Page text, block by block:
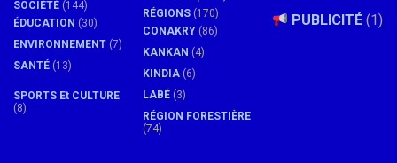
SOCIÉTÉ (144)
ÉDUCATION (30)
ENVIRONNEMENT (7)
SANTÉ (13)
SPORTS Et CULTURE
(8)
RÉGIONS (170)
CONAKRY (86)
KANKAN (4)
KINDIA (6)
LABÉ (3)
RÉGION FORESTIÈRE
(74)
PUBLICITÉ (1)